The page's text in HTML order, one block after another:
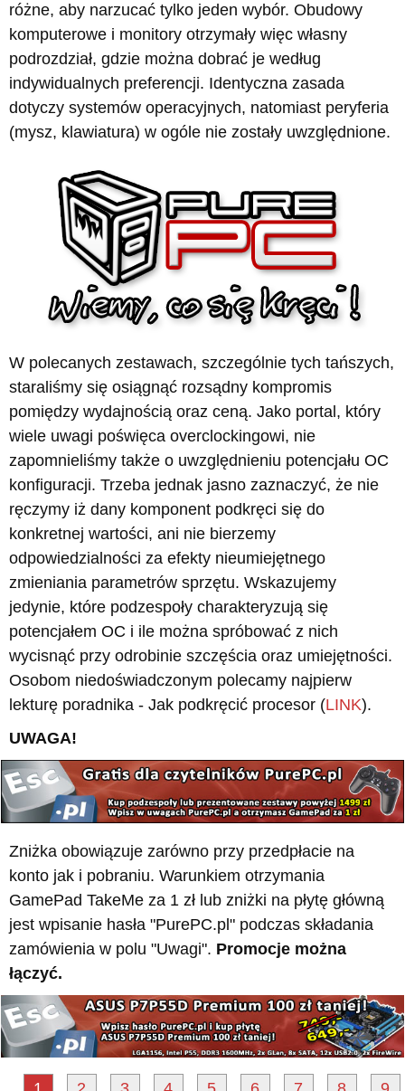
różne, aby narzucać tylko jeden wybór. Obudowy
komputerowe i monitory otrzymały więc własny
podrozdział, gdzie można dobrać je według
indywidualnych preferencji. Identyczna zasada
dotyczy systemów operacyjnych, natomiast peryferia
(mysz, klawiatura) w ogóle nie zostały uwzględnione.
W polecanych zestawach, szczególnie tych tańszych,
staraliśmy się osiągnąć rozsądny kompromis
pomiędzy wydajnością oraz ceną. Jako portal, który
wiele uwagi poświęca overclockingowi, nie
zapomnieliśmy także o uwzględnieniu potencjału OC
konfiguracji. Trzeba jednak jasno zaznaczyć, że nie
ręczymy iż dany komponent podkręci się do
konkretnej wartości, ani nie bierzemy
odpowiedzialności za efekty nieumiejętnego
zmieniania parametrów sprzętu. Wskazujemy
jedynie, które podzespoły charakteryzują się
potencjałem OC i ile można spróbować z nich
wycisnąć przy odrobinie szczęścia oraz umiejętności.
Osobom niedoświadczonym polecamy najpierw
lekturę poradnika - Jak podkręcić procesor (LINK).
UWAGA!
Zniżka obowiązuje zarówno przy przedpłacie na
konto jak i pobraniu. Warunkiem otrzymania
GamePad TakeMe za 1 zł lub zniżki na płytę główną
jest wpisanie hasła "PurePC.pl" podczas składania
zamówienia w polu "Uwagi". Promocje można
łączyć.